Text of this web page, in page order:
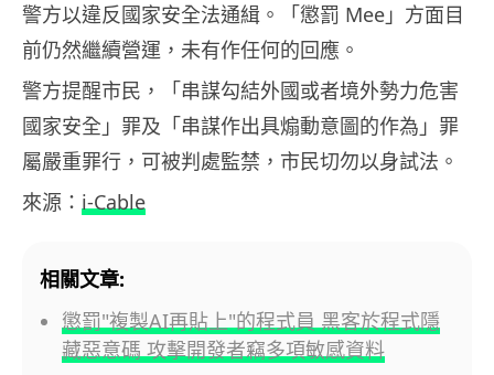
警方以違反國家安全法通緝。「懲罰 Mee」方面目
前仍然繼續營運，未有作任何的回應。
警方提醒市民，「串謀勾結外國或者境外勢力危害
國家安全」罪及「串謀作出具煽動意圖的作為」罪
屬嚴重罪行，可被判處監禁，市民切勿以身試法。
來源： i-Cable
相關文章:
懲罰"複製AI再貼上"的程式員 黑客於程式隱
藏惡意碼 攻擊開發者竊多項敏感資料